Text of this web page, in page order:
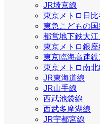
JR埼京線
東京メトロ日比
東急こどもの国
都営地下鉄大江
東京メトロ銀座
東京臨海高速
東京メトロ南北
JR東海道線
JR山手線
西武池袋線
西武多摩湖線
JR宇都宮線